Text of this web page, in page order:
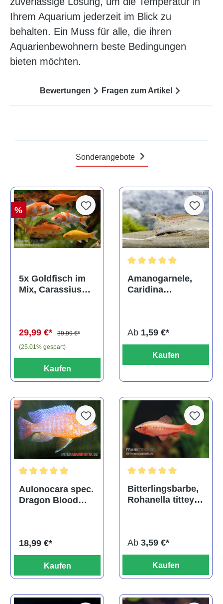
Ihrem Aquarium jederzeit im Blick zu
behalten. Ein Muss für alle, die ihren
Aquarienbewohnern beste Bedingungen
bieten möchten.
Bewertungen Fragen zum Artikel
Sonderangebote
%
5x Goldfisch im
Mix, Carassius
29,99 €*
39,99 €*
(25.01% gespart)
Kaufen
Amanogarnele,
Caridina
Ab 1,59 €*
Kaufen
Durchschnittliche Bewertung von 5 von 5 Sternen
Aulonocara spec.
Dragon Blood
18,99 €*
Kaufen
Bitterlingsbarbe,
Rohanella titteya,
Ab 3,59 €*
Kaufen